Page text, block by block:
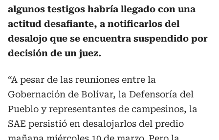
algunos testigos habría llegado con una
actitud desafiante, a notificarlos del
desalojo que se encuentra suspendido por
decisión de un juez.
“A pesar de las reuniones entre la
Gobernación de Bolívar, la Defensoría del
Pueblo y representantes de campesinos, la
SAE persistió en desalojarlos del predio